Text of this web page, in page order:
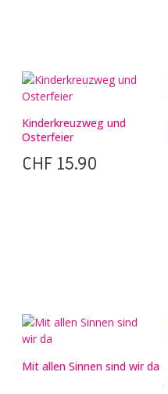
Kinderkreuzweg und
Osterfeier
CHF 15.90
Mit allen Sinnen sind wir da